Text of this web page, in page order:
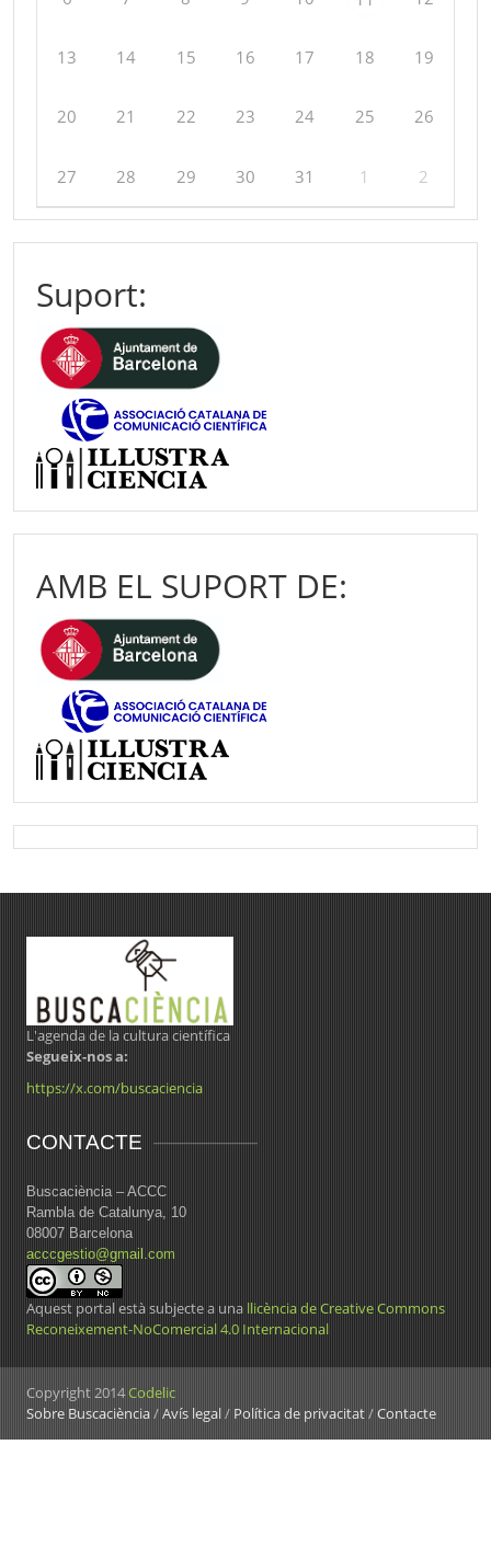
13 14 15 16 17 18 19
20 21 22 23 24 25 26
27 28 29 30 31 1 2
Suport:
AMB EL SUPORT DE:
L'agenda de la cultura científica
Segueix-nos a:
https://x.com/buscaciencia
CONTACTE
Buscaciència – ACCC
Rambla de Catalunya, 10
08007 Barcelona
acccgestio@gmail.com
Aquest portal està subjecte a una llicència de Creative Commons
Reconeixement-NoComercial 4.0 Internacional
Copyright 2014Codelic
Sobre Buscaciència/Avís legal/ Política de privacitat/Contacte